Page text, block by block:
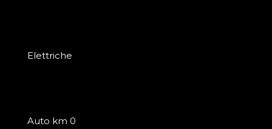
Elettriche
Auto km 0